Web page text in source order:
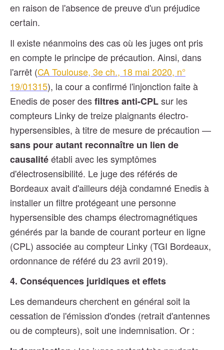
en raison de l'absence de preuve d'un préjudice
certain.
Il existe néanmoins des cas où les juges ont pris
en compte le principe de précaution. Ainsi, dans
l'arrêt (CA Toulouse, 3e ch., 18 mai 2020, n°
19/01315), la cour a confirmé l'injonction faite à
Enedis de poser desfiltres anti-CPLsur les
compteurs Linky de treize plaignants électro-
hypersensibles, à titre de mesure de précaution —
sans pour autant reconnaître un lien de
causalitéétabli avec les symptômes
d'électrosensibilité. Le juge des référés de
Bordeaux avait d'ailleurs déjà condamné Enedis à
installer un filtre protégeant une personne
hypersensible des champs électromagnétiques
générés par la bande de courant porteur en ligne
(CPL) associée au compteur Linky (TGI Bordeaux,
ordonnance de référé du 23 avril 2019).
4. Conséquences juridiques et effets
Les demandeurs cherchent en général soit la
cessation de l'émission d'ondes (retrait d'antennes
ou de compteurs), soit une indemnisation. Or :